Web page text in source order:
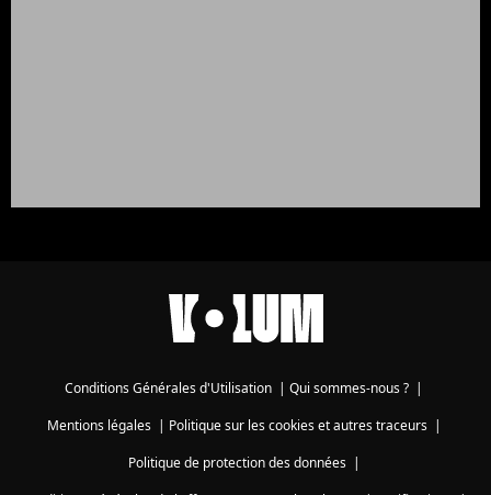
Conditions Générales d'Utilisation | Qui sommes-nous ? |
Mentions légales| Politique sur les cookies et autres traceurs|
Politique de protection des données|